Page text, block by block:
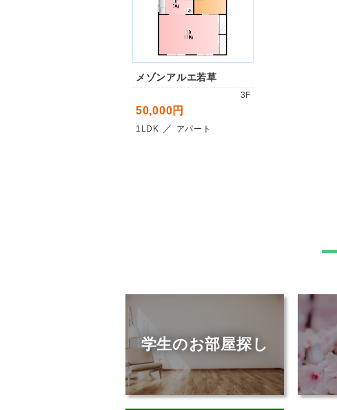
メゾンアルエ若草
3F
50,000円
1LDK ／ アパート
学生のお部屋探し